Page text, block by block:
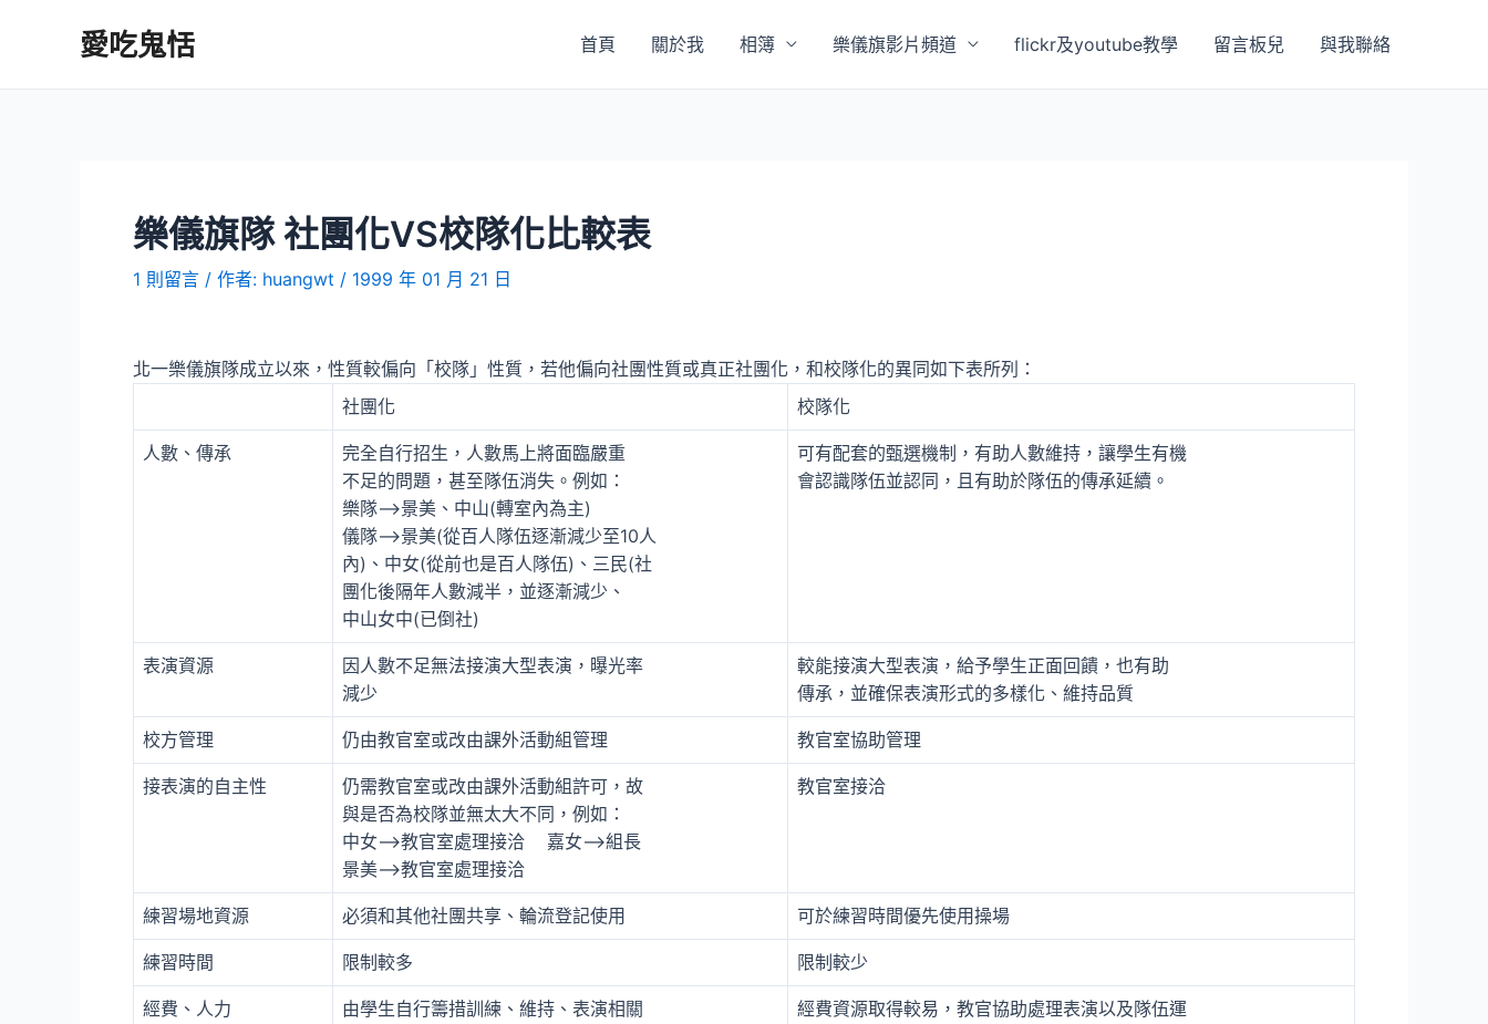
愛吃鬼恬 首頁 關於我 相簿 樂儀旗影片頻道 flickr及youtube教學 留言板兒 與我聯絡
樂儀旗隊 社團化VS校隊化比較表
1 則留言 / 作者: huangwt / 1999 年 01 月 21 日
北一樂儀旗隊成立以來，性質較偏向「校隊」性質，若他偏向社團性質或真正社團化，和校隊化的異同如下表所列：
社團化
校隊化
人數、傳承
完全自行招生，人數馬上將面臨嚴重
不足的問題，甚至隊伍消失。例如：
樂隊–>景美、中山(轉室內為主)
儀隊–>景美(從百人隊伍逐漸減少至10人
內)、中女(從前也是百人隊伍)、三民(社
團化後隔年人數減半，並逐漸減少、
中山女中(已倒社)
可有配套的甄選機制，有助人數維持，讓學生有機
會認識隊伍並認同，且有助於隊伍的傳承延續。
表演資源
因人數不足無法接演大型表演，曝光率
減少
較能接演大型表演，給予學生正面回饋，也有助
傳承，並確保表演形式的多樣化、維持品質
校方管理 仍由教官室或改由課外活動組管理 教官室協助管理
接表演的自主性
仍需教官室或改由課外活動組許可，故
與是否為校隊並無太大不同，例如：
中女–>教官室處理接洽 嘉女–>組長
景美–>教官室處理接洽
教官室接洽
練習場地資源 必須和其他社團共享、輪流登記使用 可於練習時間優先使用操場
練習時間 限制較多 限制較少
經費、人力
由學生自行籌措訓練、維持、表演相關
經費資源取得較易，教官協助處理表演以及隊伍運